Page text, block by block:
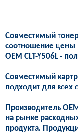
Совместимый
соотношение цены
OEM CLT-Y506L -
Совместимый
подходит для всех
Производитель
на рынке
продукта.